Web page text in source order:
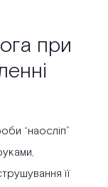
при
“наосліп”
її